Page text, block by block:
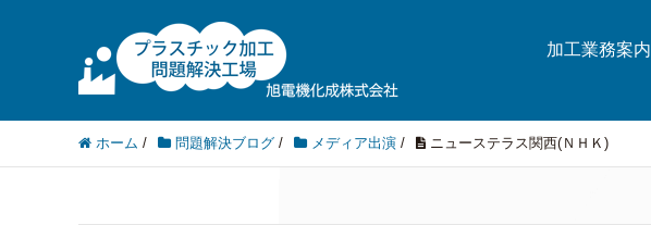
加工業務案内
ホーム / 問題解決ブログ / メディア出演 / ニューステラス関西(ＮＨＫ)